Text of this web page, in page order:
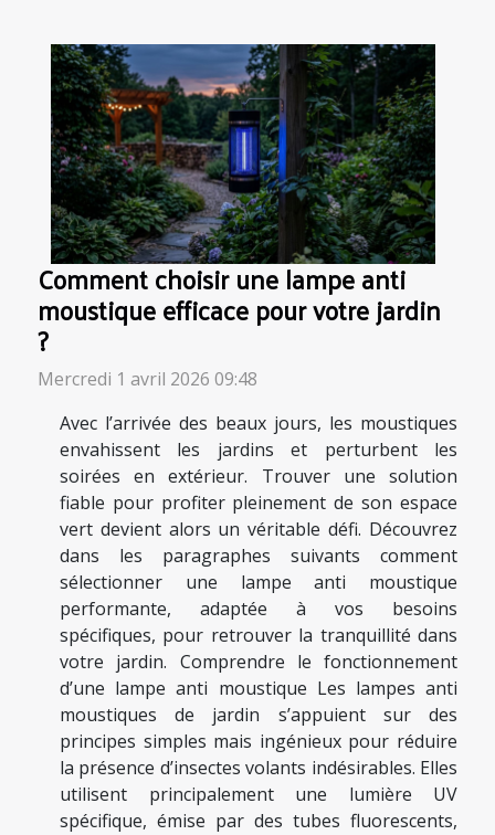
Comment choisir une lampe anti
moustique efficace pour votre jardin
?
Mercredi 1 avril 2026 09:48
Avec l’arrivée des beaux jours, les moustiques
envahissent les jardins et perturbent les
soirées en extérieur. Trouver une solution
fiable pour profiter pleinement de son espace
vert devient alors un véritable défi. Découvrez
dans les paragraphes suivants comment
sélectionner une lampe anti moustique
performante, adaptée à vos besoins
spécifiques, pour retrouver la tranquillité dans
votre jardin. Comprendre le fonctionnement
d’une lampe anti moustique Les lampes anti
moustiques de jardin s’appuient sur des
principes simples mais ingénieux pour réduire
la présence d’insectes volants indésirables. Elles
utilisent principalement une lumière UV
spécifique, émise par des tubes fluorescents,